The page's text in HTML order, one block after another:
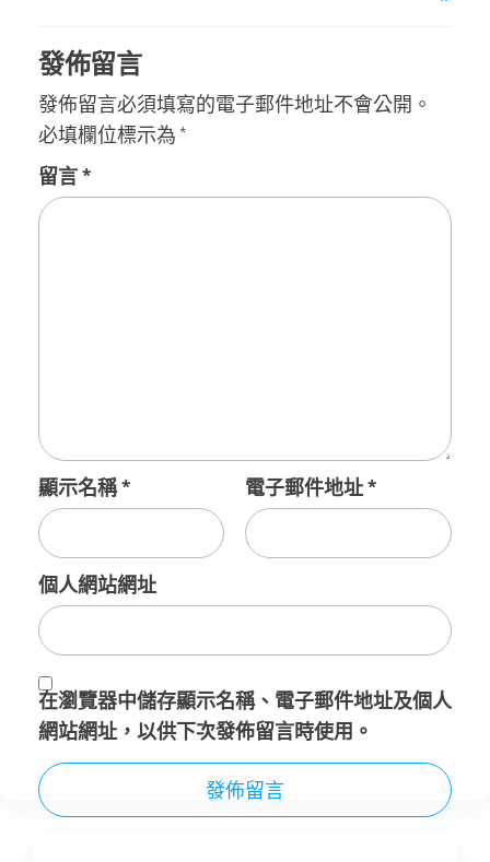
發佈留言
發佈留言必須填寫的電子郵件地址不會公開。
必填欄位標示為 *
留言*
顯示名稱* 電子郵件地址*
個人網站網址
在瀏覽器中儲存顯示名稱、電子郵件地址及個人
網站網址，以供下次發佈留言時使用。